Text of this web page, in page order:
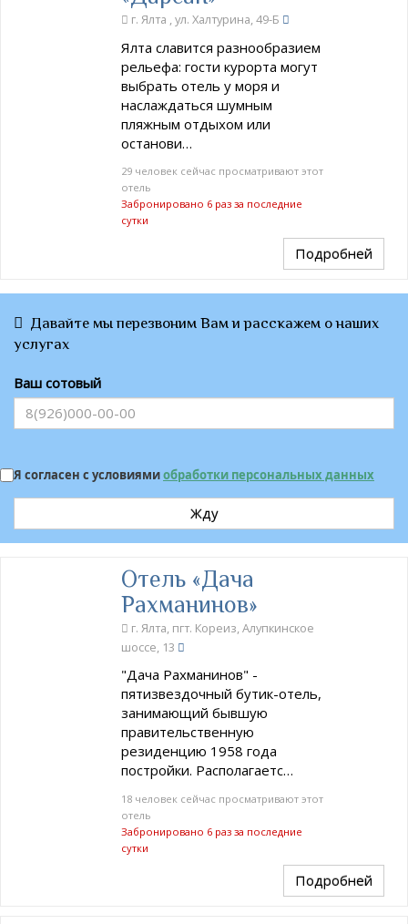
г. Ялта , ул. Халтурина, 49-Б
Ялта славится разнообразием
рельефа: гости курорта могут
выбрать отель у моря и
наслаждаться шумным
пляжным отдыхом или
останови…
29 человек сейчас просматривают этот
отель
Забронировано 6 раз за последние
сутки
Подробней
Давайте мы перезвоним Вам и расскажем о наших
услугах
Ваш сотовый
Я согласен с условиямиобработки персональных данных
Жду
Отель «Дача
Рахманинов»
г. Ялта, пгт. Кореиз, Алупкинское
шоссе, 13
"Дача Рахманинов" -
пятизвездочный бутик-отель,
занимающий бывшую
правительственную
резиденцию 1958 года
постройки. Располагаетс…
18 человек сейчас просматривают этот
отель
Забронировано 6 раз за последние
сутки
Подробней